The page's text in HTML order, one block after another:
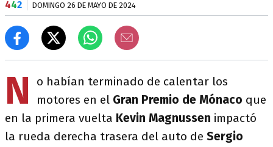
442 DOMINGO 26 DE MAYO DE 2024
N
o habían terminado de calentar los
motores en el Gran Premio de Mónaco que
en la primera vuelta Kevin Magnussen impactó
la rueda derecha trasera del auto de Sergio